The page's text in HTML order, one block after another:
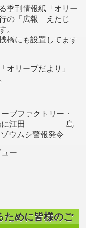
季刊情報紙「オリー
の「広報 えたじ
。
橋にも設置してます
リーブだより」
ブファクトリー・
前広場に江田 島
ウムシ警報発令
ー
ために皆様のご